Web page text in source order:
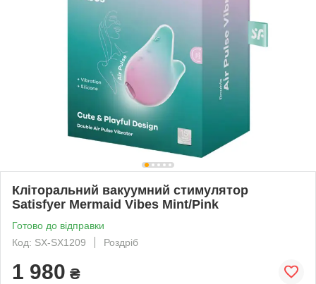
Кліторальний вакуумний стимулятор
Satisfyer Mermaid Vibes Mint/Pink
Готово до відправки
Код: SX-SX1209
Роздріб
1 980 ₴